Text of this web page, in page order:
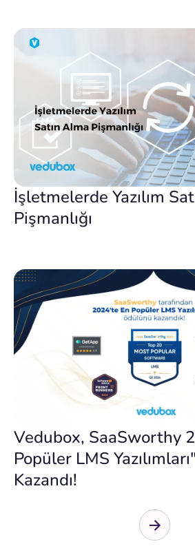
İşletmelerde Yazılım
Pişmanlığı
Vedubox, SaaSworthy
Popüler LMS
Kazandı!